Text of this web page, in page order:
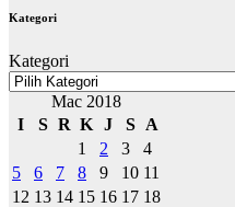
Kategori
Kategori
Mac 2018
I
S R K J S
A
1
2 3
4
5
6 7 8 9 10 11
12 13 14 15 16 17 18